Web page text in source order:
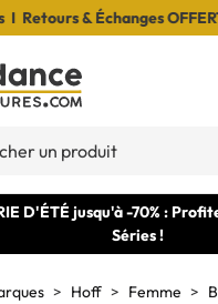
& Échanges
un produit
D'ÉTÉ jusqu'à -70% :
Séries !
Hoff Femme